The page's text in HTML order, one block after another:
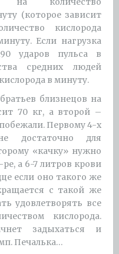
(которое зависит
кислорода
Если нагрузка
ударов пульса в
средних людей
в минуту.
близнецов на
70 кг, а второй –
Первому 4-х
достаточно для
«качку» нужно
а 6-7 литров крови
если оно такого же
с такой же
удовлетворять все
кислорода.
задыхаться и
Печалька…